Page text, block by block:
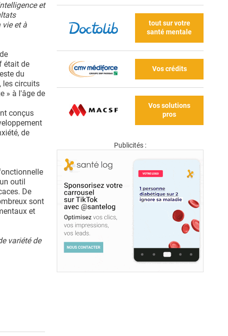
et
et à
était de
du
les circuits
» à l'âge de
conçus
de
outil
De
sont
et
variété de
tout sur votre
santé mentale
Vos crédits
Vos solutions
pros
Publicités :